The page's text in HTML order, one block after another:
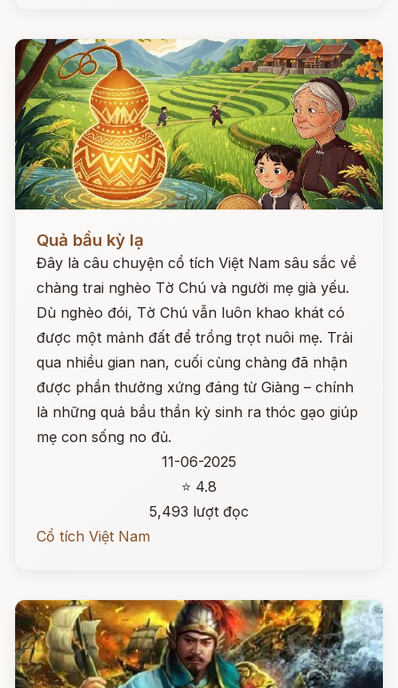
Quả bầu kỳ lạ
Đây là câu chuyện cổ tích Việt Nam sâu sắc về
chàng trai nghèo Tờ Chú và người mẹ già yếu.
Dù nghèo đói, Tờ Chú vẫn luôn khao khát có
được một mảnh đất để trồng trọt nuôi mẹ. Trải
qua nhiều gian nan, cuối cùng chàng đã nhận
được phần thưởng xứng đáng từ Giàng – chính
là những quả bầu thần kỳ sinh ra thóc gạo giúp
mẹ con sống no đủ.
11-06-2025
⭐ 4.8
5,493 lượt đọc
Cổ tích Việt Nam